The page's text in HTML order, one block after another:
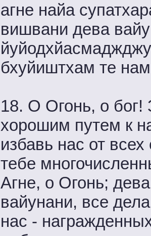
агне найа
вишвани дева
бхуйиштхам те
18. О Огонь, о
хорошим путем к
избавь нас от
тебе
Агне, о Огонь;
вайунани, все
нас -